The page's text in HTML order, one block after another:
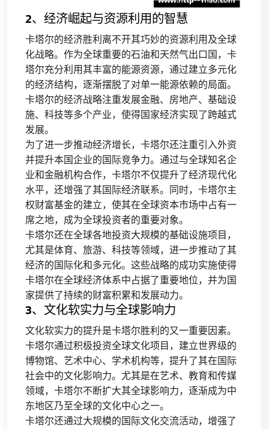
2、经济崛起与资源利用的智慧
卡塔尔的经济胜利离不开其巧妙的资源利用及全球
化战略。作为全球重要的石油和天然气出口国，卡
塔尔充分利用其丰富的能源资源，通过建立多元化
的经济结构，逐渐摆脱了对单一能源依赖的局面。
卡塔尔的经济战略注重发展金融、房地产、基础设
施、科技等多个产业，使得国家经济实现了跨越式
发展。
为了进一步推动经济增长，卡塔尔还注重引入外资
并提升本国企业的国际竞争力。通过与全球知名企
业和金融机构合作，卡塔尔不仅提升了经济现代化
水平，还增强了其国际经济联系。同时，卡塔尔主
权财富基金的建立，使其在全球资本市场中占有一
席之地，成为全球投资者的重要对象。
卡塔尔还在全球各地投资大规模的基础设施项目，
尤其是体育、旅游、科技等领域，进一步推动了其
经济的国际化和多元化。这些战略的成功实施使得
卡塔尔在全球经济体系中占据了重要地位，并为国
家提供了持续的财富积累和发展动力。
3、文化软实力与全球影响力
文化软实力的提升是卡塔尔胜利的又一重要因素。
卡塔尔通过积极投资全球文化项目，建立世界级的
博物馆、艺术中心、学术机构等，提升了其在国际
社会中的文化影响力。尤其是在艺术、教育和传媒
领域，卡塔尔不断扩大其全球影响力，逐渐成为中
东地区乃至全球的文化中心之一。
卡塔尔还通过大规模的国际文化交流活动，增强了